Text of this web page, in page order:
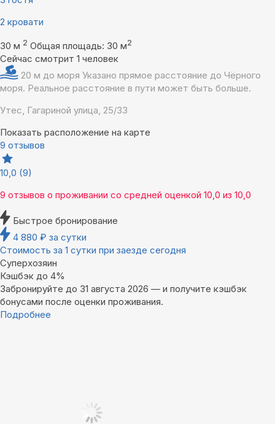
2 кровати
30 м 2 Общая площадь: 30 м2
Сейчас смотрит 1 человек
20 м до моря Указано прямое расстояние до Чёрного
моря. Реальное расстояние в пути может быть больше.
Утес, Гагариной улица, 25/33
Показать расположение на карте
9 отзывов
10,0 (9)
9 отзывов о проживании со средней оценкой 10,0 из 10,0
Быстрое бронирование
4 880 ₽ за сутки
Стоимость за 1 сутки при заезде сегодня
Суперхозяин
Кэшбэк до 4%
Забронируйте до 31 августа 2026 — и получите кэшбэк
бонусами после оценки проживания.
Подробнее